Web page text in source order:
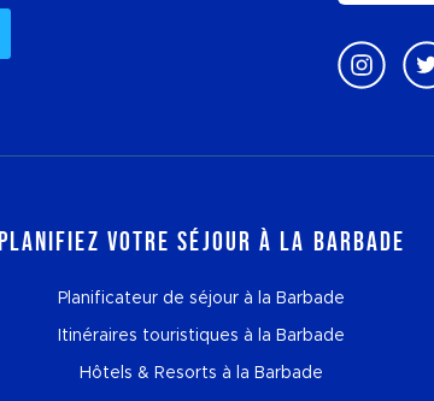
Planifiez votre séjour à la Barbade
Planificateur de séjour à la Barbade
Itinéraires touristiques à la Barbade
Hôtels & Resorts à la Barbade